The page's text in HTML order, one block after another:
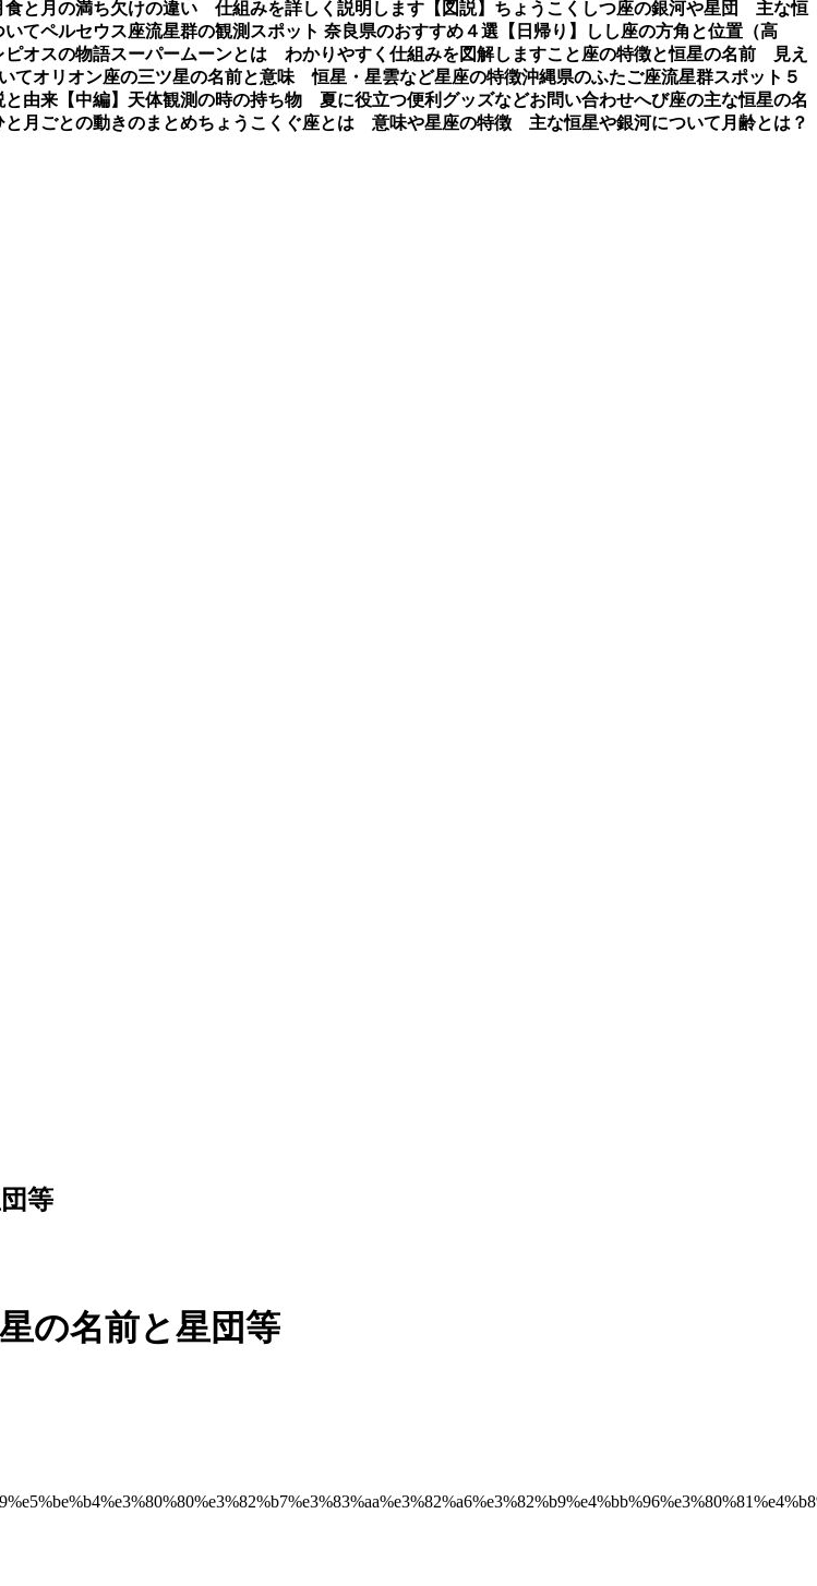
食と月の満ち欠けの違い 仕組みを詳しく説明します【図説】 ちょうこくしつ座の銀河や星団 主な恒
てペルセウス座流星群の観測スポット 奈良県のおすすめ４選【日帰り】
しし座の方角と位置（高
オスの物語スーパームーンとは わかりやすく仕組みを図解しますこと座の特徴と恒星の名前 見え
てオリオン座の三ツ星の名前と意味 恒星・星雲など星座の特徴沖縄県のふたご座流星群スポット５
由来【中編】 天体観測の時の持ち物 夏に役立つ便利グッズなどお問い合わせへび座の主な恒星の名
月ごとの動きのまとめちょうこくぐ座とは 意味や星座の特徴 主な恒星や銀河について 月齢とは？
等
の名前と星団等